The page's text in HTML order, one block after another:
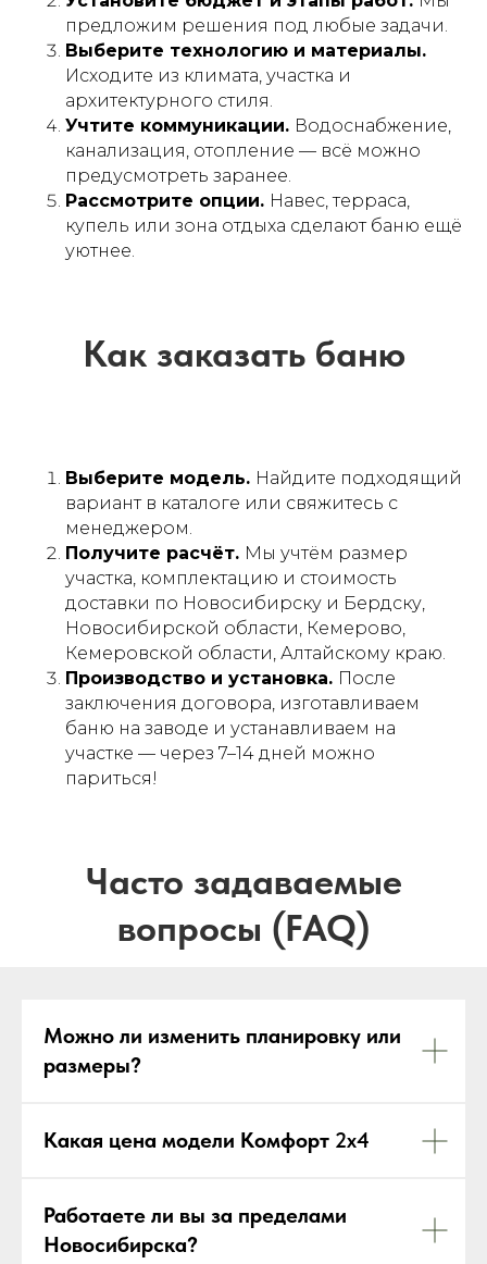
предложим решения под любые задачи.
Выберите технологию и материалы.
Исходите из климата, участка и
архитектурного стиля.
Учтите коммуникации. Водоснабжение,
канализация, отопление — всё можно
предусмотреть заранее.
Рассмотрите опции. Навес, терраса,
купель или зона отдыха сделают баню ещё
уютнее.
Выберите модель. Найдите подходящий
вариант в каталоге или свяжитесь с
менеджером.
Получите расчёт. Мы учтём размер
участка, комплектацию и стоимость
доставки по Новосибирску и Бердску,
Новосибирской области, Кемерово,
Кемеровской области, Алтайскому краю.
Производство и установка. После
заключения договора, изготавливаем
баню на заводе и устанавливаем на
участке — через 7–14 дней можно
париться!
Можно ли изменить планировку или
размеры?
Какая цена модели Комфорт 2х4
Работаете ли вы за пределами
Новосибирска?